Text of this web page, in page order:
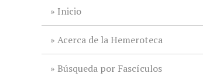
Inicio
Acerca de la Hemeroteca
Búsqueda por Fascículos